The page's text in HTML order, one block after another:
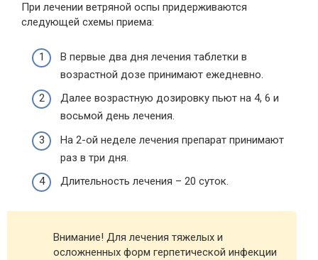
При лечении ветряной оспы придерживаются
следующей схемы приема:
В первые два дня лечения таблетки в
возрастной дозе принимают ежедневно.
Далее возрастную дозировку пьют на 4, 6 и
восьмой день лечения.
На 2-ой неделе лечения препарат принимают
раз в три дня.
Длительность лечения – 20 суток.
Внимание! Для лечения тяжелых и
осложненных форм герпетической инфекции